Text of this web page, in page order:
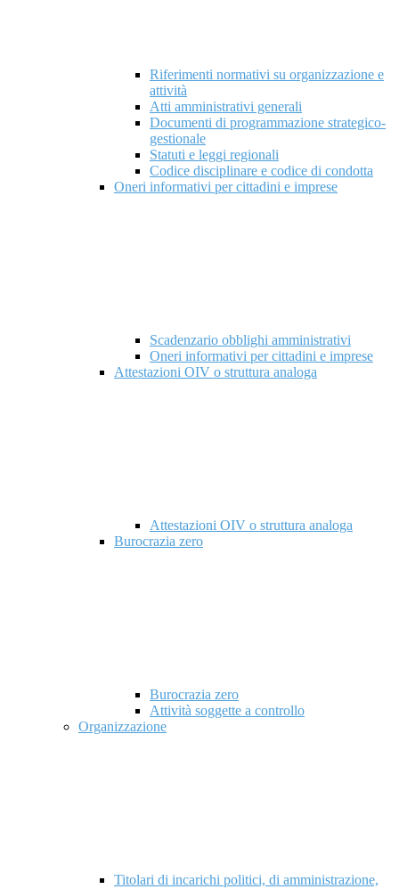
Riferimenti normativi su organizzazione e
attività
Atti amministrativi generali
Documenti di programmazione strategico-
gestionale
Statuti e leggi regionali
Codice disciplinare e codice di condotta
Oneri informativi per cittadini e imprese
Scadenzario obblighi amministrativi
Oneri informativi per cittadini e imprese
Attestazioni OIV o struttura analoga
Attestazioni OIV o struttura analoga
Burocrazia zero
Burocrazia zero
Attività soggette a controllo
Organizzazione
Titolari di incarichi politici, di amministrazione,